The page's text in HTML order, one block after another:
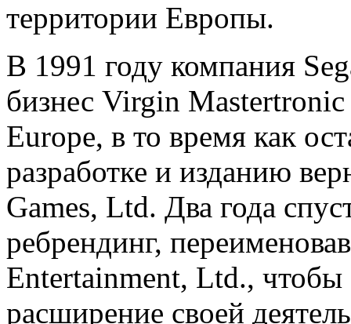
территории Европы.
В 1991 году компания
бизнес Virgin
Europe, в то время как
разработке и изданию
Games, Ltd. Два года
ребрендинг,
Entertainment, Ltd., чтобы
расширение своей